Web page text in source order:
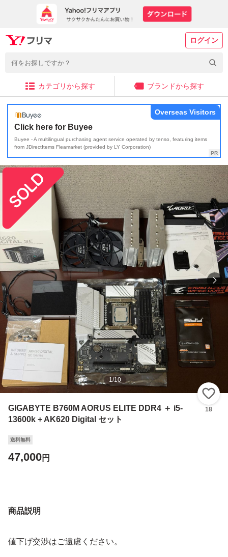
ログイン
カテゴリから探す ブランドから探す
Click here for Buyee
Buyee - A multilingual purchasing agent service operated by tenso, featuring items
from JDirectItems Fleamarket (provided by LY Corporation)
Overseas Visitors
1/10
GIGABYTE B760M AORUS ELITE DDR4 ＋ i5-
13600k + AK620 Digital セット
18
送料無料
47,000円
商品説明
値下げ交渉はご遠慮ください。